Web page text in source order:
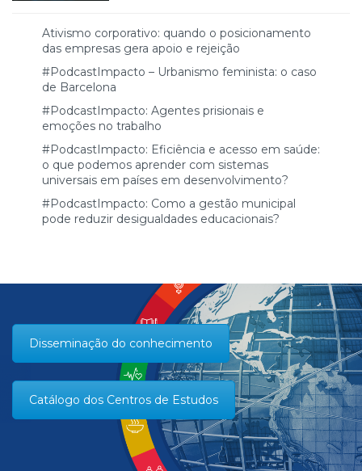
Ativismo corporativo: quando o posicionamento
das empresas gera apoio e rejeição
#PodcastImpacto – Urbanismo feminista: o caso
de Barcelona
#PodcastImpacto: Agentes prisionais e
emoções no trabalho
#PodcastImpacto: Eficiência e acesso em saúde:
o que podemos aprender com sistemas
universais em países em desenvolvimento?
#PodcastImpacto: Como a gestão municipal
pode reduzir desigualdades educacionais?
Disseminação do conhecimento
Catálogo dos Centros de Estudos